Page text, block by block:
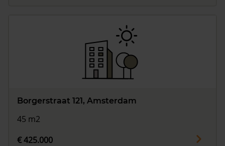
Borgerstraat 121, Amsterdam
45 m2
€ 425.000